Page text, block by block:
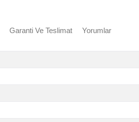
Garanti Ve Teslimat Yorumlar